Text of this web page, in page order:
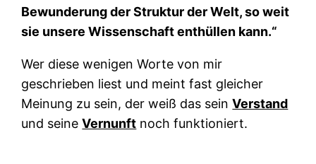
Bewunderung der Struktur der Welt, so weit
sie unsere Wissenschaft enthüllen kann.“
Wer diese wenigen Worte von mir
geschrieben liest und meint fast gleicher
Meinung zu sein, der weiß das seinVerstand
und seineVernunft noch funktioniert.